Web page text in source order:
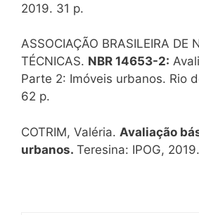
2019. 31 p.
ASSOCIAÇÃO BRASILEIRA DE
TÉCNICAS. NBR 14653-2:
Parte 2: Imóveis urbanos. Rio
62 p.
COTRIM, Valéria. Avaliação
urbanos. Teresina: IPOG, 2019.